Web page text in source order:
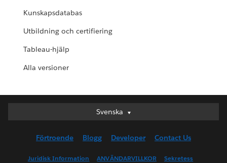
Kunskapsdatabas
Utbildning och certifiering
Tableau-hjälp
Alla versioner
Svenska
Svenska
English (UK)
English (US)
Förtroende Blogg Developer Contact Us
Juridisk Information ANVÄNDARVILLKOR Sekretess